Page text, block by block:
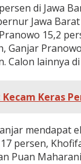
di Jawa
Jawa
15,2
Ganjar
Calon lainnya
Keras
mendapat
persen,
Puan